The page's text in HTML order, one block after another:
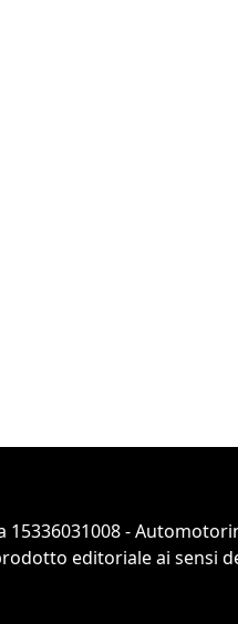
15336031008 -
editoriale ai sensi